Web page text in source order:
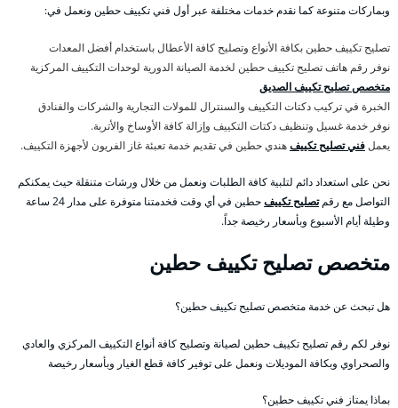
وبماركات متنوعة كما نقدم خدمات مختلفة عبر أول فني تكييف حطين ونعمل في:
تصليح تكييف حطين بكافة الأنواع وتصليح كافة الأعطال باستخدام أفضل المعدات
نوفر رقم هاتف تصليح تكييف حطين لخدمة الصيانة الدورية لوحدات التكييف المركزية
متخصص تصليح تكييف الصديق
الخبرة في تركيب دكتات التكييف والسنترال للمولات التجارية والشركات والفنادق
نوفر خدمة غسيل وتنظيف دكتات التكييف وإزالة كافة الأوساخ والأتربة.
يعملفني تصليح تكييفهندي حطين في تقديم خدمة تعبئة غاز الفريون لأجهزة التكييف.
نحن على استعداد دائم لتلبية كافة الطلبات ونعمل من خلال ورشات متنقلة حيث يمكنكم
التواصل مع رقمتصليح تكييف
حطين في أي وقت فخدمتنا متوفرة على مدار 24 ساعة
وطيلة أيام الأسبوع وبأسعار رخيصة جداً.
متخصص تصليح تكييف حطين
هل تبحث عن خدمة متخصص تصليح تكييف حطين؟
نوفر لكم رقم تصليح تكييف حطين لصيانة وتصليح كافة أنواع التكييف المركزي والعادي
والصحراوي وبكافة الموديلات ونعمل على توفير كافة قطع الغيار وبأسعار رخيصة
بماذا يمتاز فني تكييف حطين؟